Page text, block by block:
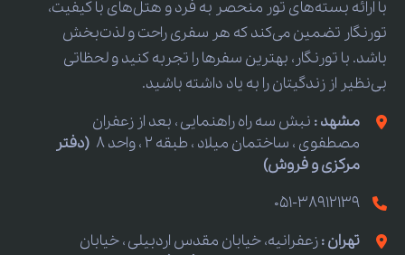
با ارائه بسته‌های تور منحصر به فرد و هتل‌های با کیفیت،
تورنگار تضمین می‌کند که هر سفری راحت و لذت‌بخش
باشد. با تورنگار، بهترین سفرها را تجربه کنید و لحظاتی
بی‌نظیر از زندگیتان را به یاد داشته باشید.
مشهد : نبش سه راه راهنمایی ، بعد از زعفران
مصطفوی ، ساختمان میلاد ، طبقه 2 ، واحد 8
(دفتر
مرکزی و فروش)
051-38912139
تهران :زعفرانیه، خیابان مقدس اردبیلی ، خیابان